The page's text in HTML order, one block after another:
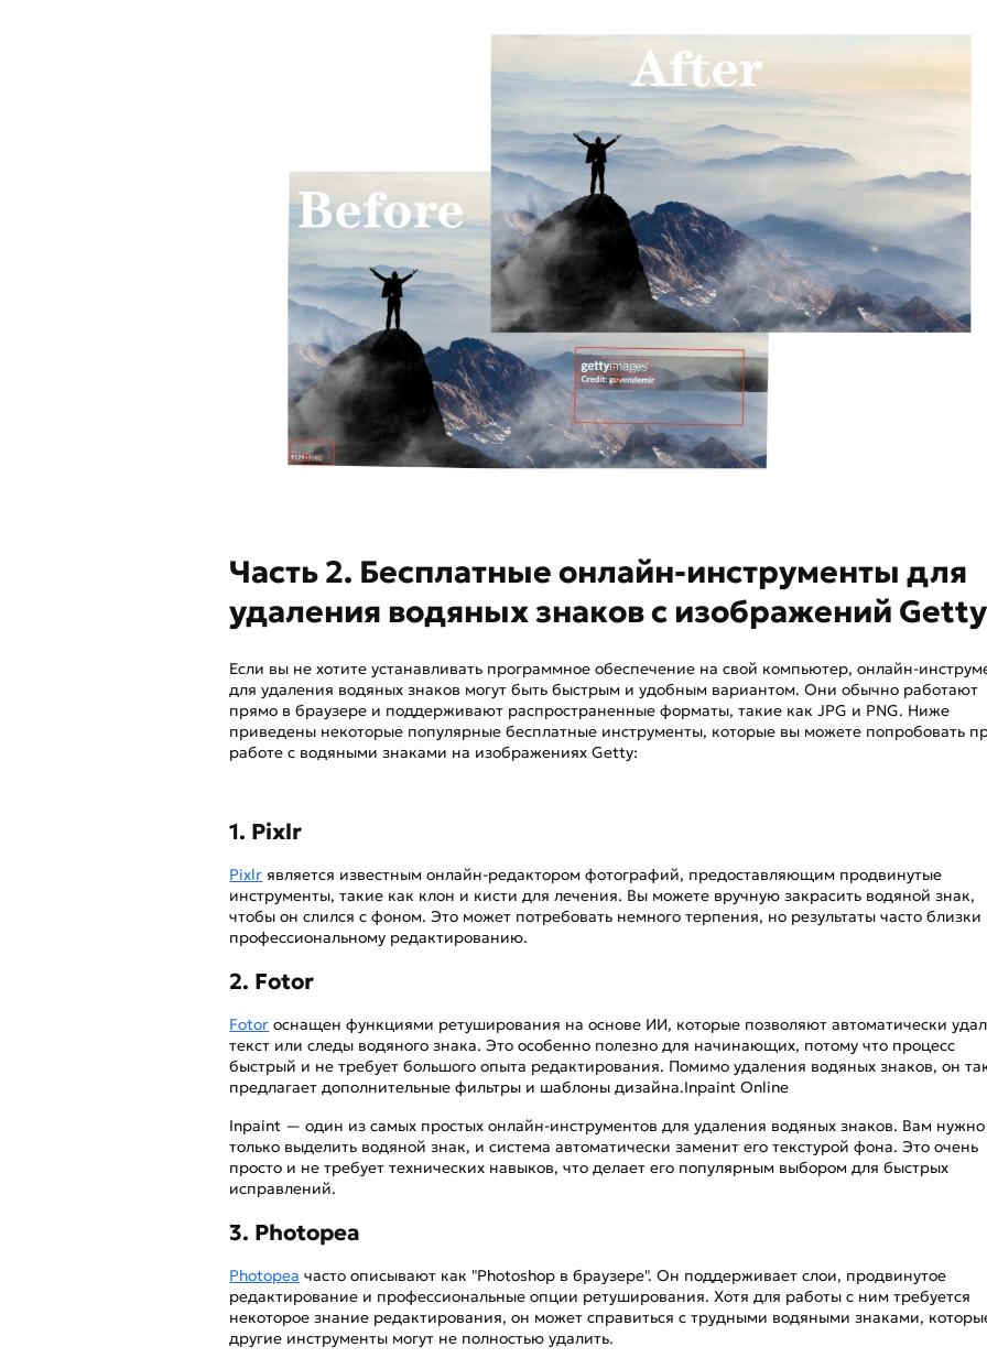
Часть 2. Бесплатные онлайн-инструменты для
удаления водяных знаков с изображений Getty
Если вы не хотите устанавливать программное обеспечение на свой компьютер, онлайн-
для удаления водяных знаков могут быть быстрым и удобным вариантом. Они обычно работают
прямо в браузере и поддерживают распространенные форматы, такие как JPG и PNG. Ниже
приведены некоторые популярные бесплатные инструменты, которые вы можете попробовать
работе с водяными знаками на изображениях Getty:
1. Pixlr
Pixlr является известным онлайн-редактором фотографий, предоставляющим продвинутые
инструменты, такие как клон и кисти для лечения. Вы можете вручную закрасить водяной знак,
чтобы он слился с фоном. Это может потребовать немного терпения, но результаты часто близки
профессиональному редактированию.
2. Fotor
Fotor оснащен функциями ретуширования на основе ИИ, которые позволяют автоматически
текст или следы водяного знака. Это особенно полезно для начинающих, потому что процесс
быстрый и не требует большого опыта редактирования. Помимо удаления водяных знаков, он
предлагает дополнительные фильтры и шаблоны дизайна.Inpaint Online
Inpaint — один из самых простых онлайн-инструментов для удаления водяных знаков. Вам нужно
только выделить водяной знак, и система автоматически заменит его текстурой фона. Это очень
просто и не требует технических навыков, что делает его популярным выбором для быстрых
исправлений.
3. Photopea
Photopea часто описывают как "Photoshop в браузере". Он поддерживает слои, продвинутое
редактирование и профессиональные опции ретуширования. Хотя для работы с ним требуется
некоторое знание редактирования, он может справиться с трудными водяными знаками,
другие инструменты могут не полностью удалить.